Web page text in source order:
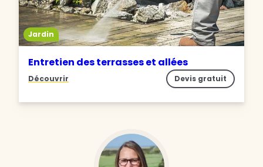
Jardin
Entretien des terrasses et allées
Découvrir Devis gratuit